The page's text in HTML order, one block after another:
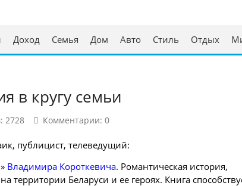
Доход Семья Дом Авто Стиль Отдых
в кругу семьи
2728 Комментарии: 0
публицист, телеведущий:
» Владимира Короткевича. Романтическая история,
территории Беларуси и ее героях. Книга